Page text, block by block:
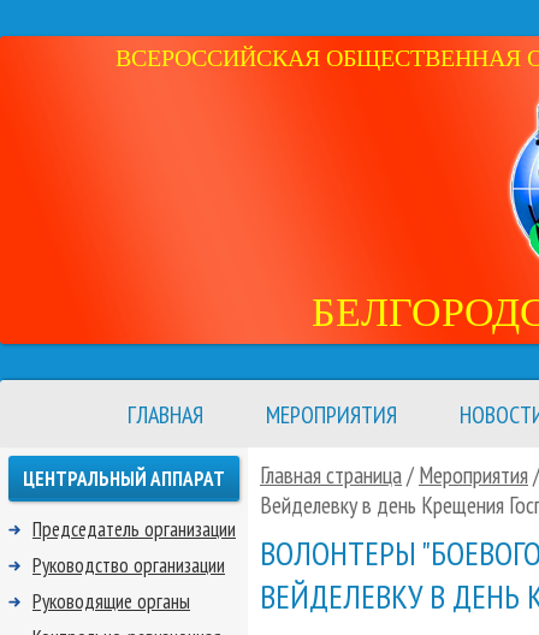
ВСЕРОССИЙСКАЯ ОБЩЕСТВЕННАЯ
ГЛАВНАЯ МЕРОПРИЯТИЯ
Главная страница/ Мероприятия
Вейделевку в день Крещения
ВОЛОНТЕРЫ
ВЕЙДЕЛЕВКУ В
ЦЕНТРАЛЬНЫЙ АППАРАТ
Председатель организации
Руководство организации
Руководящие органы